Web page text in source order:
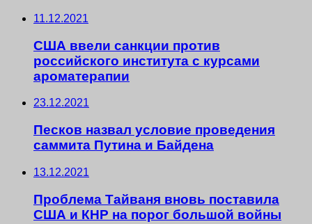
11.12.2021
США ввели санкции против
российского института с курсами
ароматерапии
23.12.2021
Песков назвал условие проведения
саммита Путина и Байдена
13.12.2021
Проблема Тайваня вновь поставила
США и КНР на порог большой войны